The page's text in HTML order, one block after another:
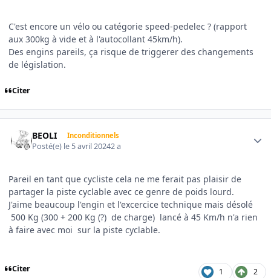
C'est encore un vélo ou catégorie speed-pedelec ? (rapport
aux 300kg à vide et à l'autocollant 45km/h).
Des engins pareils, ça risque de triggerer des changements
de législation.
Citer
BEOLI Inconditionnels
Posté(e) le 5 avril 20242 a
Pareil en tant que cycliste cela ne me ferait pas plaisir de
partager la piste cyclable avec ce genre de poids lourd.
J'aime beaucoup l'engin et l'excercice technique mais désolé
500 Kg (300 + 200 Kg (?) de charge) lancé à 45 Km/h n'a rien
à faire avec moi sur la piste cyclable.
Citer 1 2